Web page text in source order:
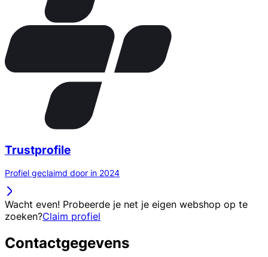
Trustprofile
Profiel geclaimd door in 2024
Wacht even! Probeerde je net je eigen webshop op te
zoeken?Claim profiel
Contactgegevens